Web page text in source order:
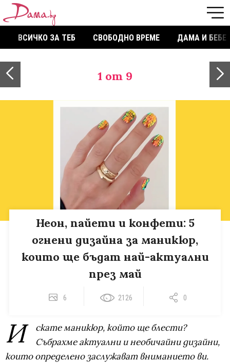
ВСИЧКО ЗА ТЕБ СВОБОДНО ВРЕМЕ ДАМА И БЕБЕ
1 от 9
Неон, пайети и конфети: 5
огнени дизайна за маникюр,
които ще бъдат най-актуални
през май
6 2126 0
И
скате маникюр, който ще блести?
Събрахме актуални и необичайни дизайни,
които определено заслужават вниманието ви.